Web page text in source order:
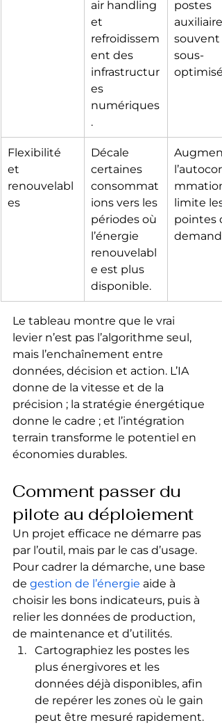
air handling
et
refroidissem
ent des
infrastructur
es
numériques
.
postes
souvent
sous-
Flexibilité
et
renouvelabl
es
Décale
certaines
consommat
ions vers les
périodes où
l’énergie
renouvelabl
e est plus
disponible.
limite les
pointes
Le tableau montre que le vrai
levier n’est pas l’algorithme seul,
mais l’enchaînement entre
données, décision et action. L’IA
donne de la vitesse et de la
précision ; la stratégie énergétique
donne le cadre ; et l’intégration
terrain transforme le potentiel en
économies durables.
Comment passer du
pilote au déploiement
Un projet efficace ne démarre pas
par l’outil, mais par le cas d’usage.
Pour cadrer la démarche, une base
de gestion de l’énergie aide à
choisir les bons indicateurs, puis à
relier les données de production,
de maintenance et d’utilités.
Cartographiez les postes les
plus énergivores et les
données déjà disponibles, afin
de repérer les zones où le gain
peut être mesuré rapidement.